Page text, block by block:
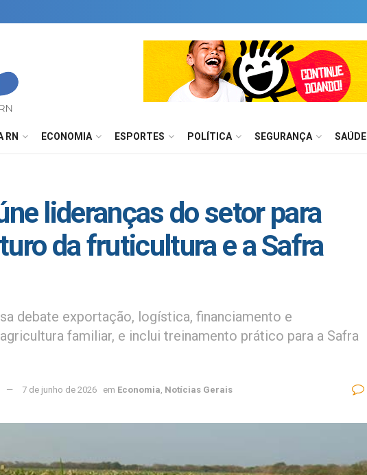
RN ECONOMIA ESPORTES POLÍTICA SEGURANÇA SAÚDE
lideranças do setor para
da fruticultura e a Safra
debate exportação, logística, financiamento e
familiar, e inclui treinamento prático para a Safra
7 de junho de 2026 em Economia Notícias Gerais